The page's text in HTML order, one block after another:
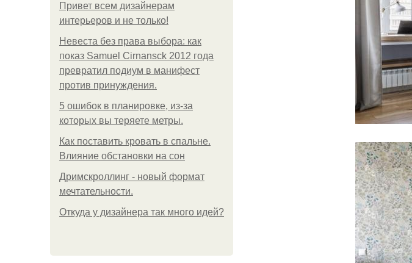
Привет всем дизайнерам
интерьеров и не только!
Невеста без права выбора: как
показ Samuel Cirnansck 2012 года
превратил подиум в манифест
против принуждения.
5 ошибок в планировке, из-за
которых вы теряете метры.
Как поставить кровать в спальне.
Влияние обстановки на сон
Дримскроллинг - новый формат
мечтательности.
Откуда у дизайнера так много идей?